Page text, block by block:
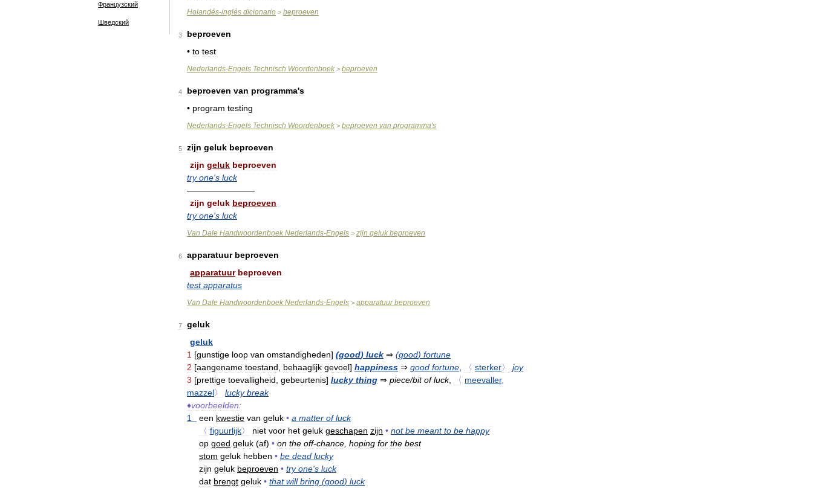
Французский
Шведский
Holandés-inglés dicionario > beproeven
3
beproeven
• to test
Nederlands-Engels Technisch Woordenboek > beproeven
4 beproeven van programma's
• program testing
Nederlands-Engels Technisch Woordenboek > beproeven van programma's
5 zijn geluk beproeven
zijn geluk beproeven
try one's luck
————————
zijn geluk beproeven
try one's luck
Van Dale Handwoordenboek Nederlands-Engels > zijn geluk beproeven
6 apparatuur beproeven
apparatuur beproeven
test apparatus
Van Dale Handwoordenboek Nederlands-Engels > apparatuur beproeven
7
geluk
geluk
1 [gunstige loop van omstandigheden] (good) luck ⇒ (good) fortune
2 [aangename toestand behaaglijk gevoel] happiness ⇒ good fortune 〈 sterker〉
joy
3 [prettige toevalligheid gebeurtenis] lucky thing ⇒ piece/bit of luck, 〈 meevaller,
mazzel〉 lucky break
♦voorbeelden:
1
een kwestie van geluk • a matter of luck
〈 figuurlijk〉 niet voor het geluk geschapen zijn • not be meant to be happy
op goed geluk (af) • on the off-chance hoping for the best
stom geluk hebben • be dead lucky
zijn geluk beproeven • try one's luck
dat brengt geluk • that will bring (good) luck